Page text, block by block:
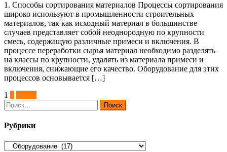
1. Способы сортирования материалов Процессы сортирования
широко используют в промышленности строительных
материалов, так как исходный материал в большинстве
случаев представляет собой неоднородную по крупности
смесь, содержащую различные примеси и включения. В
процессе переработки сырья материал необходимо разделять
на классы по крупности, удалять из материала примеси и
включения, снижающие его качество. Оборудование для этих
процессов основывается […]
Пагинация
записей
1
Найти:
Рубрики
Рубрики